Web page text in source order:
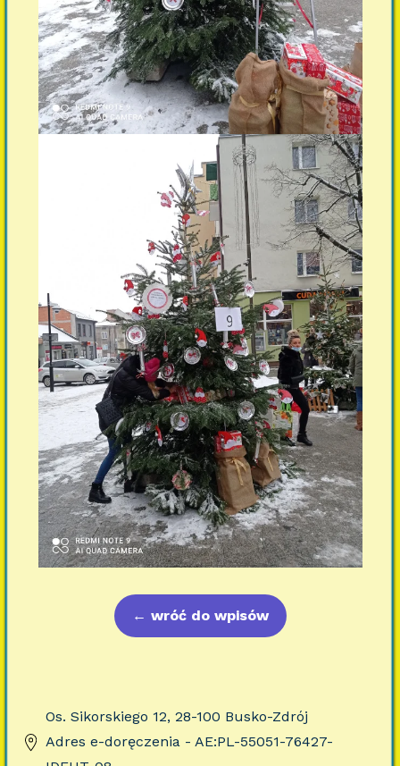
← wróć do wpisów
Os. Sikorskiego 12, 28-100 Busko-Zdrój
Adres e-doręczenia - AE:PL-55051-76427-